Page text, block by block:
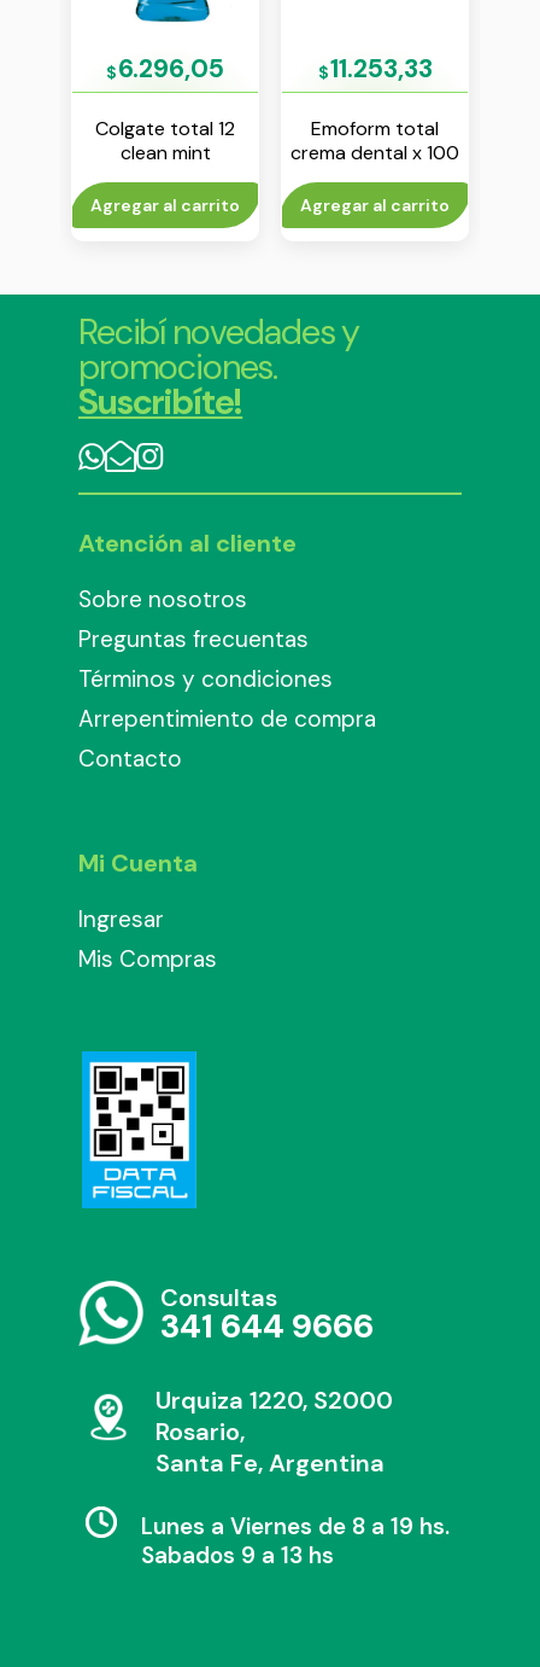
$6.296,05
Colgate total 12
clean mint
colutorio x 250 ml
Agregar al carrito
$11.253,33
Emoform total
crema dental x 100
g
Agregar al carrito
Recibí novedades y
promociones.
Suscribíte!
Atención al cliente
Sobre nosotros
Preguntas frecuentas
Términos y condiciones
Arrepentimiento de compra
Contacto
Mi Cuenta
Ingresar
Mis Compras
Consultas
341 644 9666
Urquiza 1220, S2000
Rosario,
Santa Fe, Argentina
Lunes a Viernes de 8 a 19 hs.
Sabados 9 a 13 hs